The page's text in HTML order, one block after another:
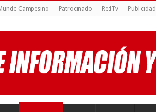
Campesino Patrocinado RedTv Publicidad